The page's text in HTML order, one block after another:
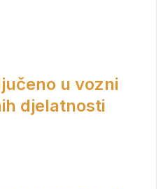
u vozni
djelatnosti